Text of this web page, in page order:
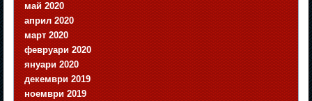
май 2020
април 2020
март 2020
февруари 2020
януари 2020
декември 2019
ноември 2019